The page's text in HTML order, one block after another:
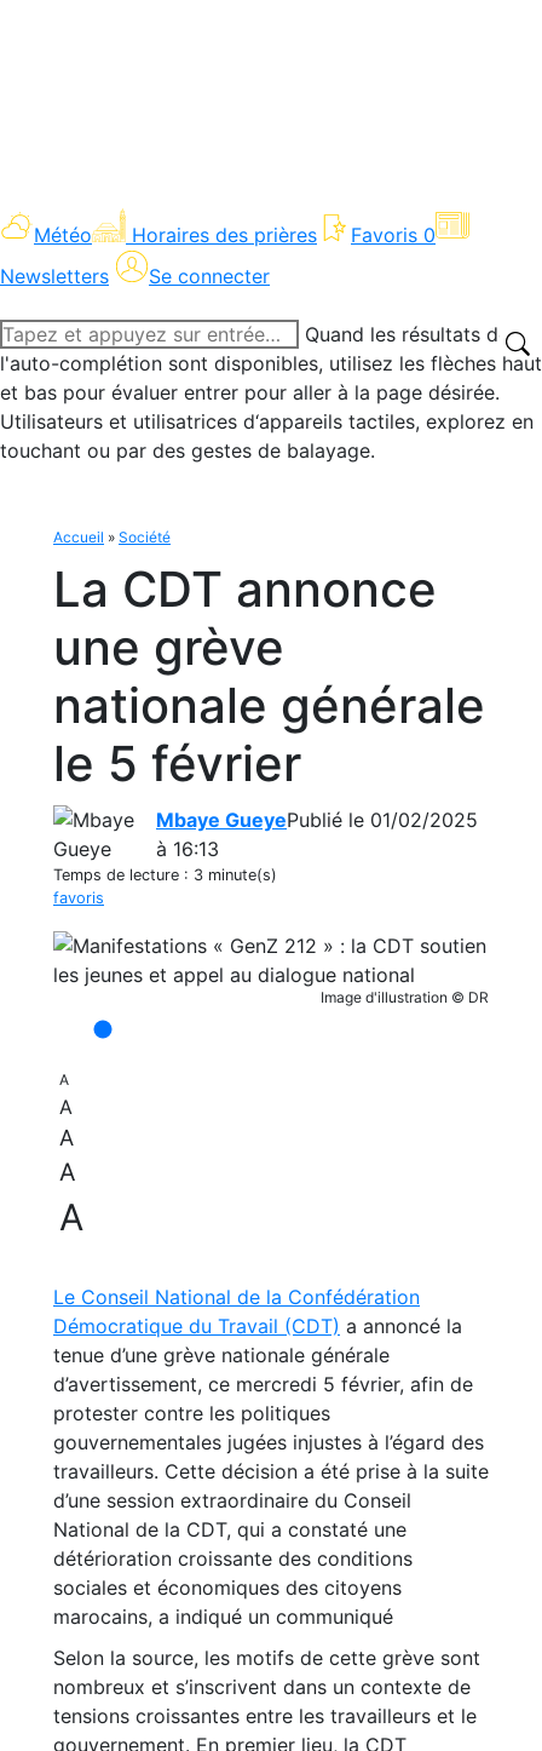
Météo Horaires des prières Favoris 0
Newsletters
Se connecter
Recherche
:
Quand les résultats de
l'auto-complétion sont disponibles, utilisez les flèches haut
et bas pour évaluer entrer pour aller à la page désirée.
Utilisateurs et utilisatrices d‘appareils tactiles, explorez en
touchant ou par des gestes de balayage.
Accueil » Société
La CDT annonce
une grève
nationale générale
le 5 février
Mbaye GueyePublié le 01/02/2025
à 16:13
Temps de lecture : 3 minute(s)
favoris
Image d'illustration © DR
A
A
A
A
A
Le Conseil National de la Confédération
Démocratique du Travail (CDT) a annoncé la
tenue d’une grève nationale générale
d’avertissement, ce mercredi 5 février, afin de
protester contre les politiques
gouvernementales jugées injustes à l’égard des
travailleurs. Cette décision a été prise à la suite
d’une session extraordinaire du Conseil
National de la CDT, qui a constaté une
détérioration croissante des conditions
sociales et économiques des citoyens
marocains, a indiqué un communiqué
Selon la source, les motifs de cette grève sont
nombreux et s’inscrivent dans un contexte de
tensions croissantes entre les travailleurs et le
gouvernement. En premier lieu, la CDT